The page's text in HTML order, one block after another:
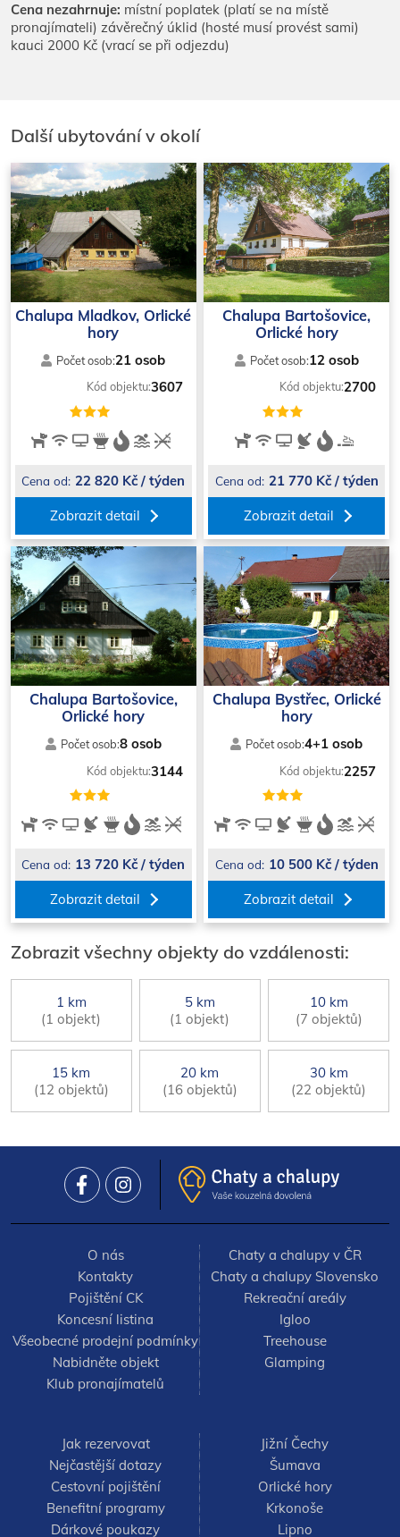
Cena nezahrnuje: místní poplatek (platí se na místě
pronajímateli) závěrečný úklid (hosté musí provést sami)
kauci 2000 Kč (vrací se při odjezdu)
Další ubytování v okolí
Chalupa Mladkov, Orlické
hory
Počet osob:21 osob
Kód objektu:3607
Cena od: 22 820 Kč / týden
Zobrazit detail
Chalupa Bartošovice,
Orlické hory
Počet osob:12 osob
Kód objektu:2700
Cena od: 21 770 Kč / týden
Zobrazit detail
Chalupa Bartošovice,
Orlické hory
Počet osob:8 osob
Kód objektu:3144
Cena od: 13 720 Kč / týden
Zobrazit detail
Chalupa Bystřec, Orlické
hory
Počet osob:4+1 osob
Kód objektu:2257
Cena od: 10 500 Kč / týden
Zobrazit detail
Zobrazit všechny objekty do vzdálenosti:
1 km
(1 objekt)
5 km
(1 objekt)
10 km
(7 objektů)
15 km
(12 objektů)
20 km
(16 objektů)
30 km
(22 objektů)
O nás
Kontakty
Pojištění CK
Koncesní listina
Všeobecné prodejní podmínky
Nabidněte objekt
Klub pronajímatelů
Chaty a chalupy v ČR
Chaty a chalupy Slovensko
Rekreační areály
Igloo
Treehouse
Glamping
Jak rezervovat
Nejčastější dotazy
Cestovní pojištění
Benefitní programy
Dárkové poukazy
Jižní Čechy
Šumava
Orlické hory
Krkonoše
Lipno